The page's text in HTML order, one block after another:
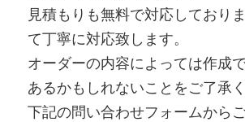
見積もりも無料で対応しており
て丁寧に対応致します。
オーダーの内容によっては作成
あるかもしれないことをご了承く
下記の問い合わせフォームから